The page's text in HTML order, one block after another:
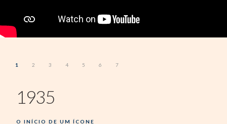
1935
O INÍCIO DE UM ÍCONE
1 2 3 4 5 6 7